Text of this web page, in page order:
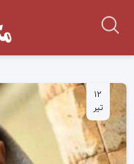
۱۲
تیر